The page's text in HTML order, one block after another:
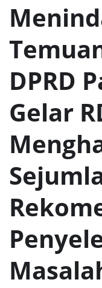
DPRD
Gelar